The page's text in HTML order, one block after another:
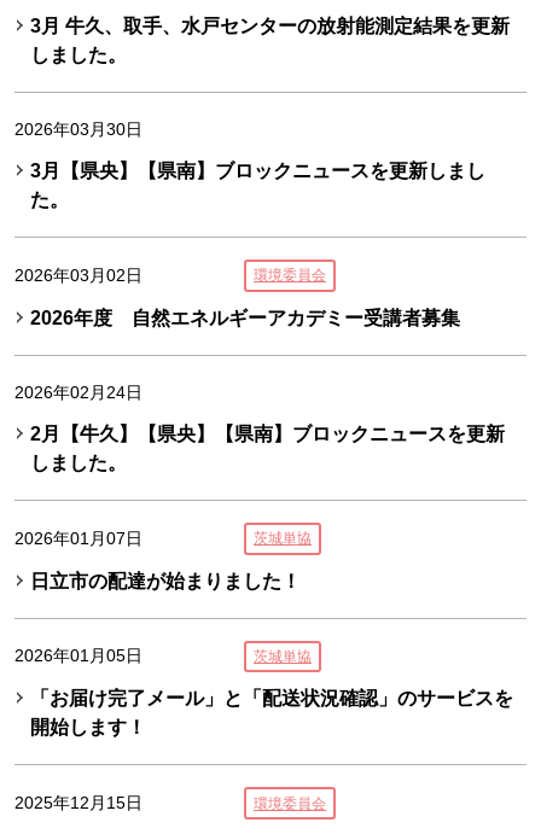
3月 牛久、取手、水戸センターの放射能測定結果を更新
しました。
2026年03月30日
3月【県央】【県南】ブロックニュースを更新しまし
た。
2026年03月02日 環境委員会
2026年度 自然エネルギーアカデミー受講者募集
2026年02月24日
2月【牛久】【県央】【県南】ブロックニュースを更新
しました。
2026年01月07日 茨城単協
日立市の配達が始まりました！
2026年01月05日 茨城単協
「お届け完了メール」と「配送状況確認」のサービスを
開始します！
2025年12月15日 環境委員会